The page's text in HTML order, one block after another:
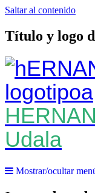
Saltar al contenido
Título y logo
Udala
Mostrar/ocultar